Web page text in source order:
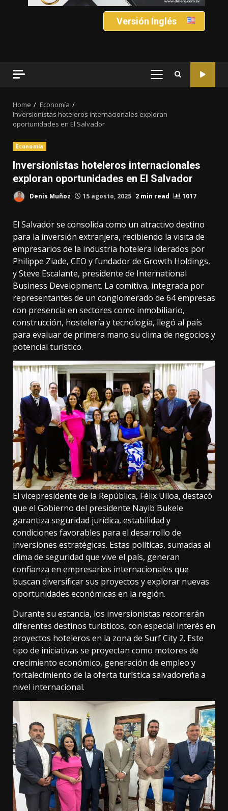
Versión Inglés
PRIMARY
Home
Economía
Inversionistas hoteleros internacionales exploran
oportunidades en El Salvador
Economía
Inversionistas hoteleros internacionales
exploran oportunidades en El Salvador
Denis Muñoz 15 agosto, 2025 2 min read 1017
El Salvador se consolida como un atractivo destino
para la inversión extranjera, recibiendo la visita de
empresarios de la industria hotelera liderados por
Philippe Ziade, CEO y fundador de Growth Holdings,
y Steve Escalante, presidente de International
Business Development. La comitiva, integrada por
representantes de un conglomerado de 64 empresas
con presencia en sectores como inmobiliario,
construcción, hostelería y tecnología, llegó al país
para evaluar de primera mano su clima de negocios y
potencial turístico.
El vicepresidente de la República, Félix Ulloa, destacó
que el Gobierno del presidente Nayib Bukele
garantiza seguridad jurídica, estabilidad y
condiciones favorables para el desarrollo de
inversiones estratégicas. Estas políticas, sumadas al
clima de seguridad que vive el país, generan
confianza en empresarios internacionales que
buscan diversificar sus proyectos y explorar nuevas
oportunidades económicas en la región.
Durante su estancia, los inversionistas recorrerán
diferentes destinos turísticos, con especial interés en
proyectos hoteleros en la zona de Surf City 2. Este
tipo de iniciativas se proyectan como motores de
crecimiento económico, generación de empleo y
fortalecimiento de la oferta turística salvadoreña a
nivel internacional.